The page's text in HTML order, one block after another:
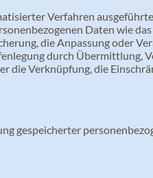
Verfahren
Daten wie das
die Anpassung oder
durch Übermittlung,
die Verknüpfung, die
gespeicherter